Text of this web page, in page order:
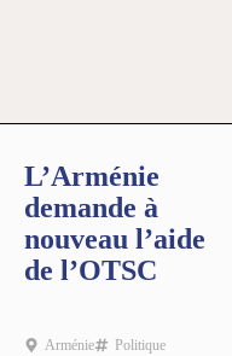
L’Arménie
demande à
nouveau l’aide
de l’OTSC
Arménie
Politique